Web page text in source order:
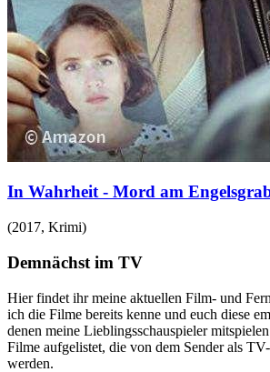
In Wahrheit - Mord am
(2017, Krimi)
Demnächst im TV
Hier findet ihr meine aktuellen Film- und
ich die Filme bereits kenne und euch diese
denen meine Lieblingsschauspieler
Filme aufgelistet, die von dem Sender als
werden.